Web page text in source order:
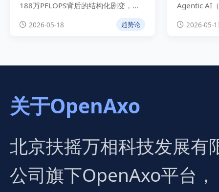
188万PFLOPS背后的结构化剧变，并
独家解析战略数据治理（清洗与标注）
的双重演进路径与万亿级基建投资新机
2026-05-18 趋势论
Agentic AI
“AI基建”代
2026-05-
关于OpenAxo
北京扶摇万相科技发展有
公司旗下OpenAxo平台，